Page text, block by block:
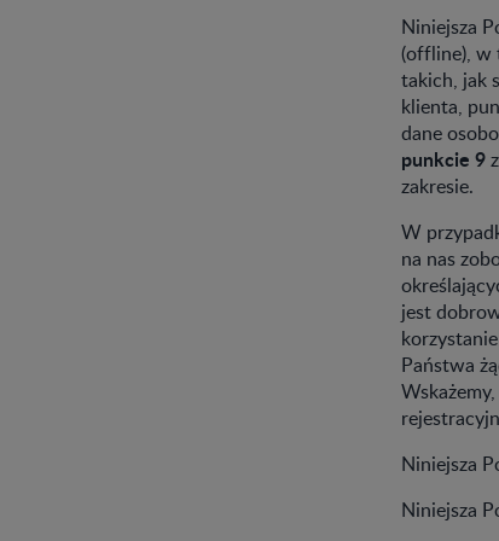
Niniejsza
(offline), w
takich, jak
klienta,
dane
punkcie 9
zakresie.
W
na nas
jest
Państwa
Niniejsza
Niniejsza